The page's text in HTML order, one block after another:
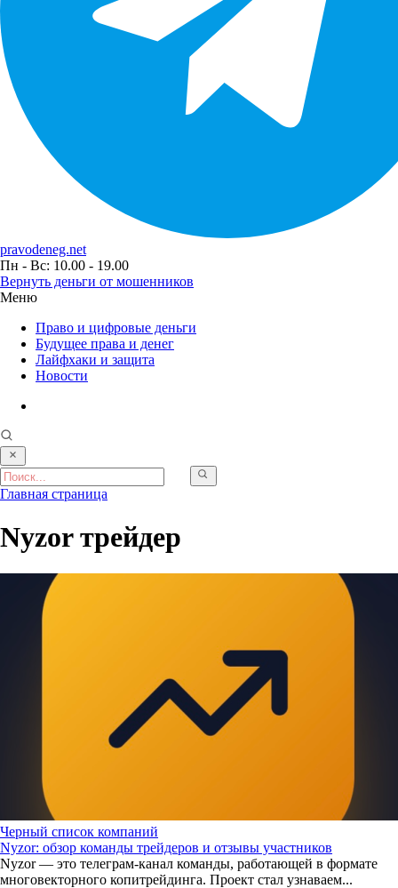
pravodeneg.net
Пн - Вс: 10.00 - 19.00
Вернуть деньги от мошенников
Меню
Право и цифровые деньги
Будущее права и денег
Лайфхаки и защита
Новости
Главная страница
Nyzor трейдер
Черный список компаний
Nyzor: обзор команды трейдеров и отзывы участников
Nyzor — это телеграм-канал команды, работающей в формате
многовекторного копитрейдинга. Проект стал узнаваем...